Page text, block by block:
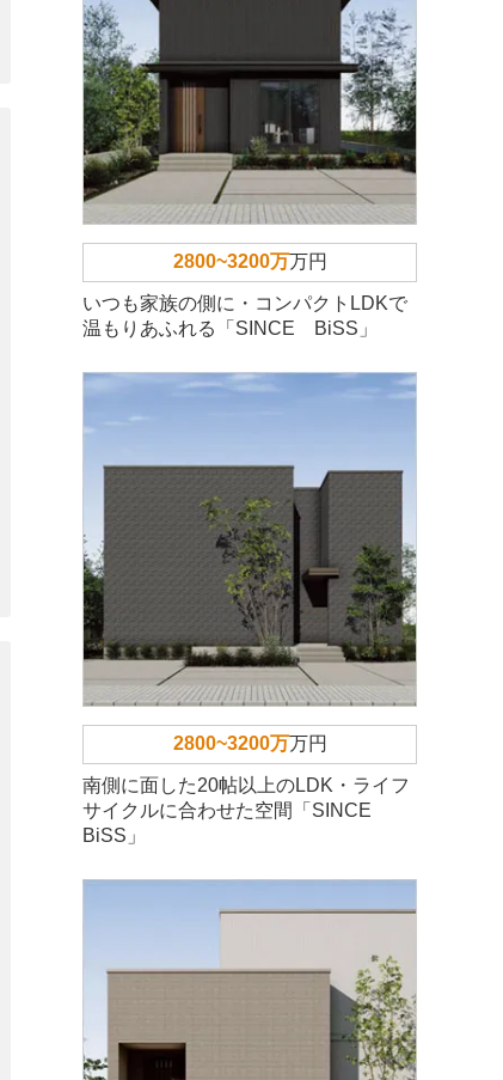
2800~3200万万円
いつも家族の側に・コンパクトLDKで
温もりあふれる「SINCE BiSS」
2800~3200万万円
南側に面した20帖以上のLDK・ライフ
サイクルに合わせた空間「SINCE
BiSS」